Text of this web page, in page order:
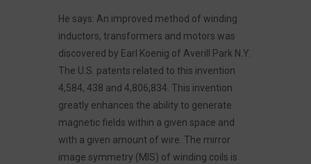
He says: An improved method of winding
inductors, transformers and motors was
discovered by Earl Koenig of Averill Park N.Y.
The U.S. patents related to this invention
4,584, 438 and 4,806,834. This invention
greatly enhances the ability to generate
magnetic fields within a given space and
with a given amount of wire. The mirror
image symmetry (MIS) of winding coils is